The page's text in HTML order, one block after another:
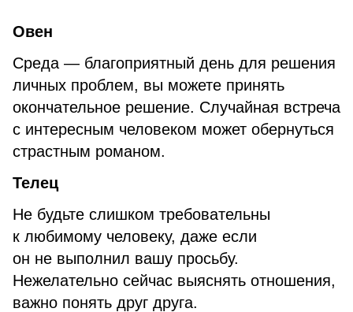
Овен
Среда — благоприятный день для решения
личных проблем, вы можете принять
окончательное решение. Случайная встреча
с интересным человеком может обернуться
страстным романом.
Телец
Не будьте слишком требовательны
к любимому человеку, даже если
он не выполнил вашу просьбу.
Нежелательно сейчас выяснять отношения,
важно понять друг друга.